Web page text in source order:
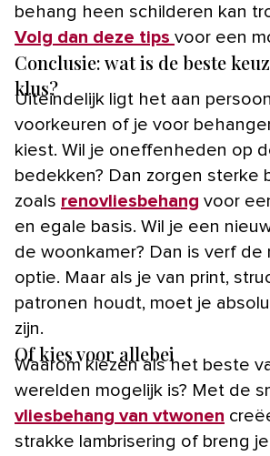
behang heen schilderen kan
Volg dan deze tips voor een
Conclusie: wat is de beste
klus?
Uiteindelijk ligt het aan
voorkeuren of je voor
kiest. Wil je oneffenheden op
bedekken? Dan zorgen sterke
zoals renovliesbehang voor
en egale basis. Wil je een
de woonkamer? Dan is verf de
optie. Maar als je van print,
patronen houdt, moet je
zijn.
Of kies voor allebei
Waarom kiezen als het beste
werelden mogelijk is? Met de
vliesbehang van vtwonen
strakke lambrisering of breng